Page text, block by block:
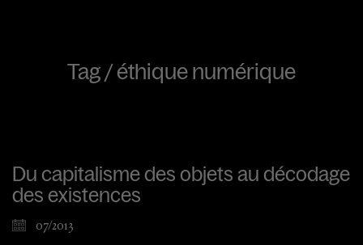
Tag /éthique numérique
Du capitalisme des objets au décodage
des existences
07/2013